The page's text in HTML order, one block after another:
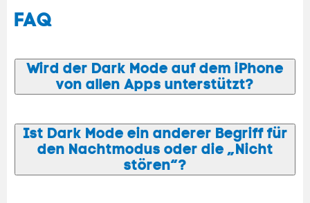
FAQ
Wird der Dark Mode auf dem iPhone
von allen Apps unterstützt?
Ist Dark Mode ein anderer Begriff für
den Nachtmodus oder die „Nicht
stören“?